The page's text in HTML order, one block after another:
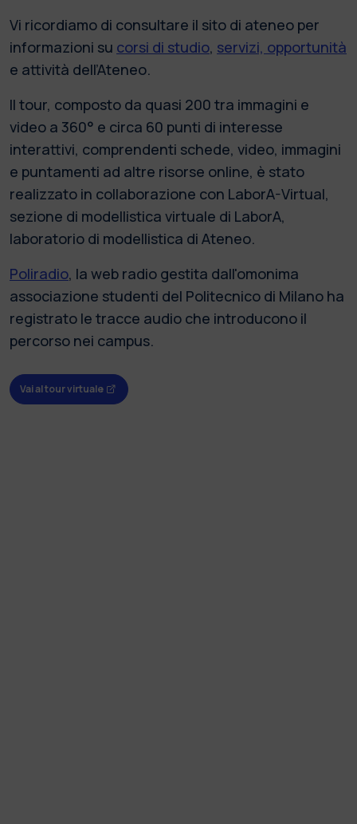
Vi ricordiamo di consultare il sito di ateneo per
informazioni su corsi di studio, servizi, opportunità
e attività dell’Ateneo.
Il tour, composto da quasi 200 tra immagini e
video a 360° e circa 60 punti di interesse
interattivi, comprendenti schede, video, immagini
e puntamenti ad altre risorse online, è stato
realizzato in collaborazione con LaborA-Virtual,
sezione di modellistica virtuale di LaborA,
laboratorio di modellistica di Ateneo.
Poliradio, la web radio gestita dall'omonima
associazione studenti del Politecnico di Milano ha
registrato le tracce audio che introducono il
percorso nei campus.
Vai al tour virtuale